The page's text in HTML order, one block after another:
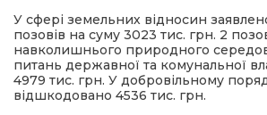
У сфері земельних відносин
позовів на суму 3023 тис. грн. 2
навколишнього природного
питань державної та комунальної
4979 тис. грн. У добровільному
відшкодовано 4536 тис. грн.